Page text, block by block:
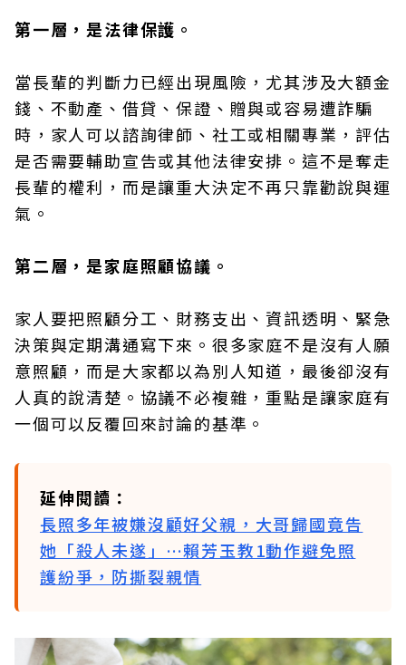
第一層，是法律保護。
當長輩的判斷力已經出現風險，尤其涉及大額金
錢、不動產、借貸、保證、贈與或容易遭詐騙
時，家人可以諮詢律師、社工或相關專業，評估
是否需要輔助宣告或其他法律安排。這不是奪走
長輩的權利，而是讓重大決定不再只靠勸說與運
氣。
第二層，是家庭照顧協議。
家人要把照顧分工、財務支出、資訊透明、緊急
決策與定期溝通寫下來。很多家庭不是沒有人願
意照顧，而是大家都以為別人知道，最後卻沒有
人真的說清楚。協議不必複雜，重點是讓家庭有
一個可以反覆回來討論的基準。
延伸閱讀：
長照多年被嫌沒顧好父親，大哥歸國竟告
她「殺人未遂」…賴芳玉教1動作避免照
護紛爭，防撕裂親情